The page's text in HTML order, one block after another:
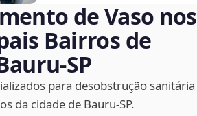
de Vaso nos
Bairros de
para desobstrução sanitária
da cidade de Bauru‑SP.